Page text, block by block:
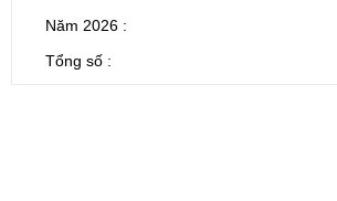
Năm 2026 :
Tổng số :